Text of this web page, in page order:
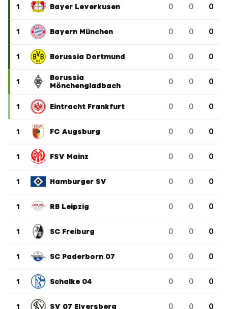
1 Bayer Leverkusen 0 0 0
1 Bayern München 0 0 0
1 Borussia Dortmund 0 0 0
1
Borussia
Mönchengladbach
0 0 0
1 Eintracht Frankfurt 0 0 0
1 FC Augsburg 0 0 0
1 FSV Mainz 0 0 0
1 Hamburger SV 0 0 0
1 RB Leipzig 0 0 0
1 SC Freiburg 0 0 0
1 SC Paderborn 07 0 0 0
1 Schalke 04 0 0 0
1 SV 07 Elversberg 0 0 0